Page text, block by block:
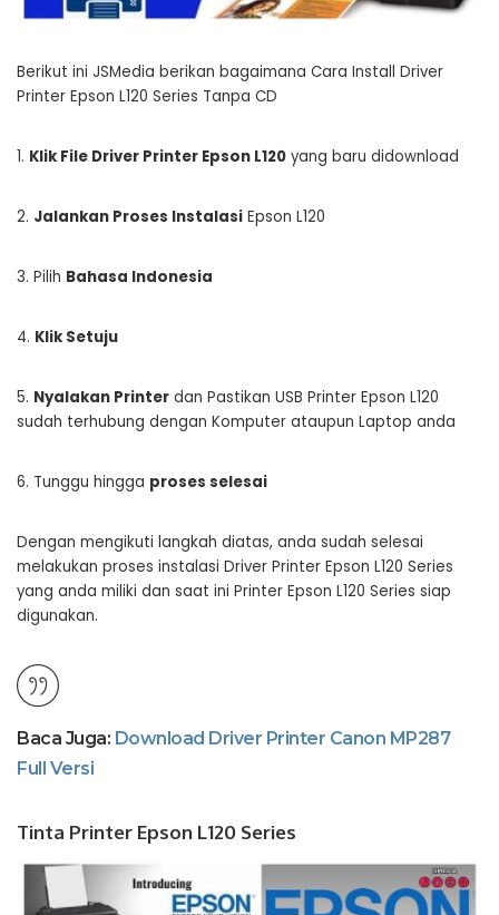
Berikut ini JSMedia berikan bagaimana Cara Install Driver
Printer Epson L120 Series Tanpa CD
1. Klik File Driver Printer Epson L120 yang baru didownload
2. Jalankan Proses Instalasi Epson L120
3. Pilih Bahasa Indonesia
4. Klik Setuju
5. Nyalakan Printer dan Pastikan USB Printer Epson L120
sudah terhubung dengan Komputer ataupun Laptop anda
6. Tunggu hingga proses selesai
Dengan mengikuti langkah diatas, anda sudah selesai
melakukan proses instalasi Driver Printer Epson L120 Series
yang anda miliki dan saat ini Printer Epson L120 Series siap
digunakan.
Baca Juga: Download Driver Printer Canon MP287
Full Versi
Tinta Printer Epson L120 Series